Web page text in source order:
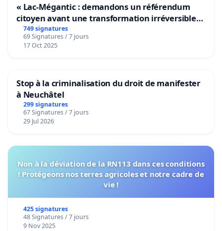
« Lac-Mégantic : demandons un référendum
citoyen avant une transformation irréversible
de notre territoire »
749 signatures
69 Signatures / 7 jours
17 Oct 2025
Stop à la criminalisation du droit de manifester
à Neuchâtel
299 signatures
67 Signatures / 7 jours
29 Jul 2026
Non à la déviation de la RN113 dans ces conditions
! Protégeons nos terres agricoles et notre cadre de
vie !
425 signatures
48 Signatures / 7 jours
9 Nov 2025